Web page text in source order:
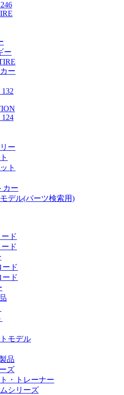
ー
ー
ー
ト
カー
デル(パーツ検索用)
ド
ド
ード
ード
モデル
品
ズ
・トレーナー
シリーズ